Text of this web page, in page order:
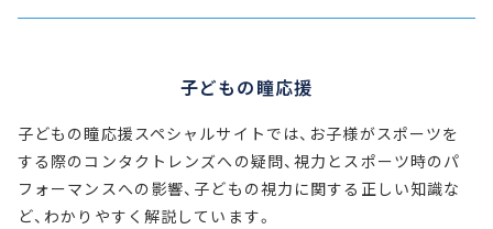
子どもの瞳応援
子どもの瞳応援スペシャルサイトでは、お子様がスポーツを
する際のコンタクトレンズへの疑問、視力とスポーツ時のパ
フォーマンスへの影響、子どもの視力に関する正しい知識な
ど、わかりやすく解説しています。